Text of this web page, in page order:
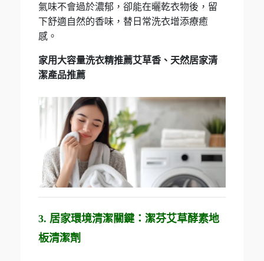
氣味不會過於濃郁，卻能在曬乾衣物後，留
下舒適自然的香味，替日常洗衣增添療癒
感。
家用大容量洗衣精推薦艾草香、天然居家清
潔產品推薦
3. 居家環境清潔關鍵：潔芬艾草酵素地
板清潔劑